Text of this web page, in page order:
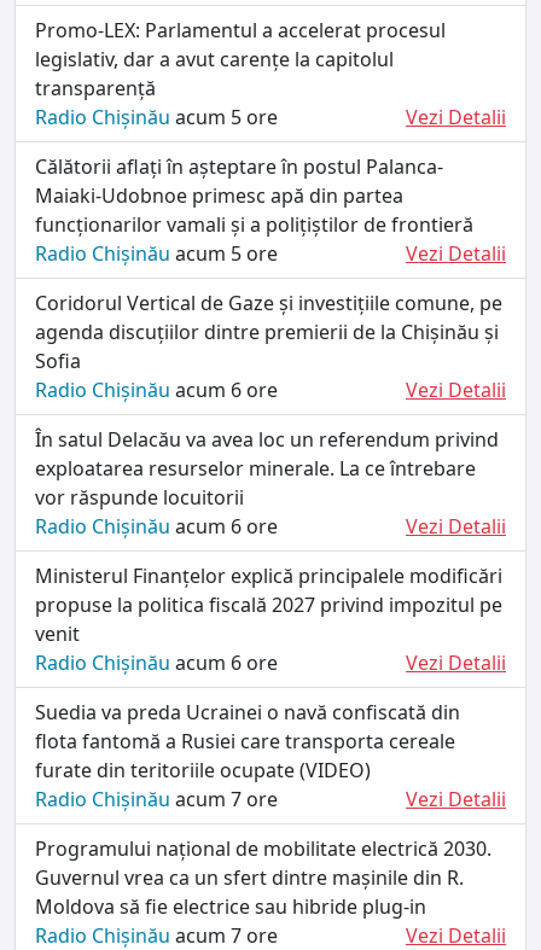
Promo-LEX: Parlamentul a accelerat procesul
legislativ, dar a avut carențe la capitolul
transparență
Radio Chișinău acum 5 ore
Vezi Detalii
Călătorii aflați în așteptare în postul Palanca-
Maiaki-Udobnoe primesc apă din partea
funcționarilor vamali și a polițiștilor de frontieră
Radio Chișinău acum 5 ore
Vezi Detalii
Coridorul Vertical de Gaze și investițiile comune, pe
agenda discuțiilor dintre premierii de la Chișinău și
Sofia
Radio Chișinău acum 6 ore
Vezi Detalii
În satul Delacău va avea loc un referendum privind
exploatarea resurselor minerale. La ce întrebare
vor răspunde locuitorii
Radio Chișinău acum 6 ore
Vezi Detalii
Ministerul Finanțelor explică principalele modificări
propuse la politica fiscală 2027 privind impozitul pe
venit
Radio Chișinău acum 6 ore
Vezi Detalii
Suedia va preda Ucrainei o navă confiscată din
flota fantomă a Rusiei care transporta cereale
furate din teritoriile ocupate (VIDEO)
Radio Chișinău acum 7 ore
Vezi Detalii
Programului național de mobilitate electrică 2030.
Guvernul vrea ca un sfert dintre mașinile din R.
Moldova să fie electrice sau hibride plug-in
Radio Chișinău acum 7 ore
Vezi Detalii